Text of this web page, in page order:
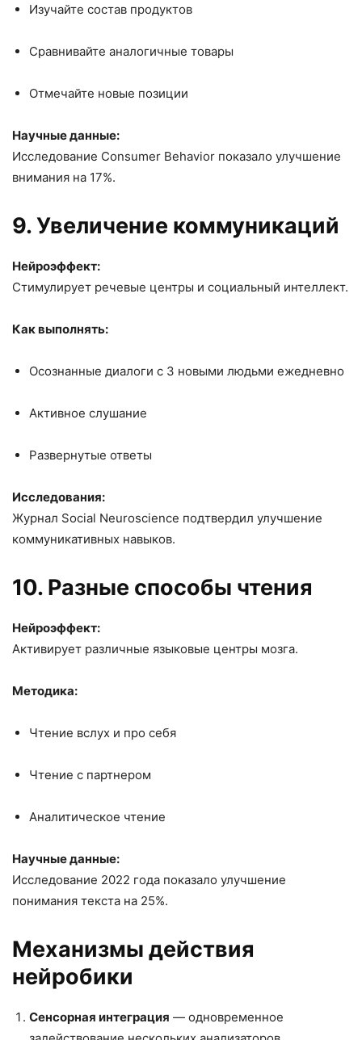
Изучайте состав продуктов
Сравнивайте аналогичные товары
Отмечайте новые позиции
Научные данные:
Исследование Consumer Behavior показало улучшение
внимания на 17%.
9. Увеличение коммуникаций
Нейроэффект:
Стимулирует речевые центры и социальный интеллект.
Как выполнять:
Осознанные диалоги с 3 новыми людьми ежедневно
Активное слушание
Развернутые ответы
Исследования:
Журнал Social Neuroscience подтвердил улучшение
коммуникативных навыков.
10. Разные способы чтения
Нейроэффект:
Активирует различные языковые центры мозга.
Методика:
Чтение вслух и про себя
Чтение с партнером
Аналитическое чтение
Научные данные:
Исследование 2022 года показало улучшение
понимания текста на 25%.
Механизмы действия
нейробики
Сенсорная интеграция — одновременное